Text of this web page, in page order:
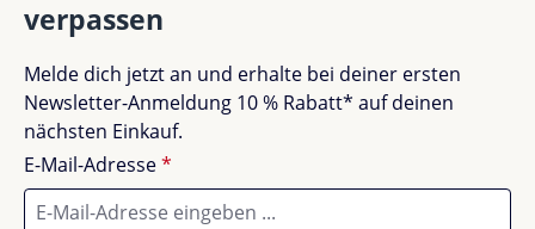
verpassen
Melde dich jetzt an und erhalte bei deiner ersten
Newsletter-Anmeldung 10 % Rabatt* auf deinen
nächsten Einkauf.
E-Mail-Adresse*